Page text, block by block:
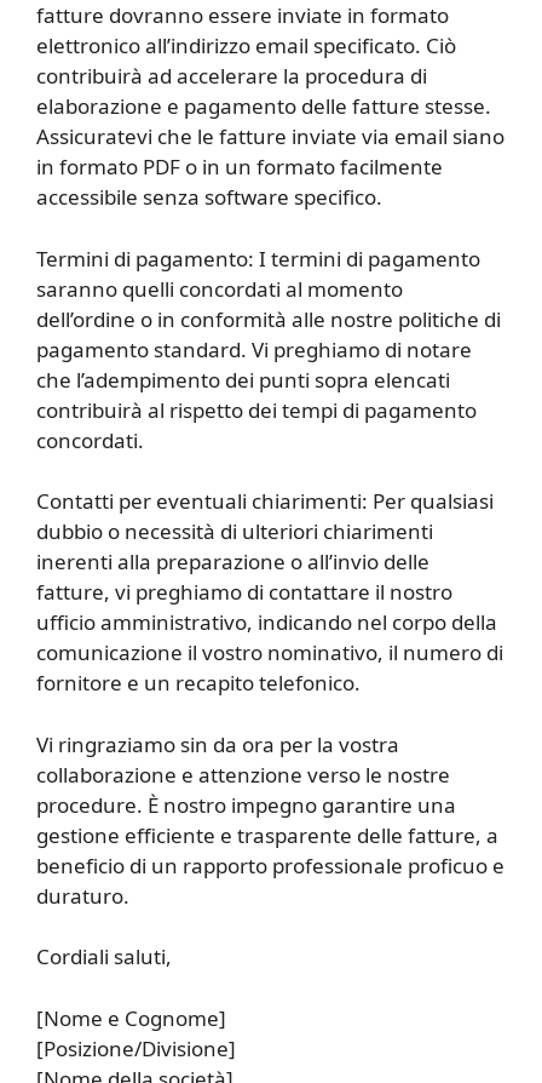
fatture dovranno essere inviate in formato
elettronico all’indirizzo email specificato. Ciò
contribuirà ad accelerare la procedura di
elaborazione e pagamento delle fatture stesse.
Assicuratevi che le fatture inviate via email siano
in formato PDF o in un formato facilmente
accessibile senza software specifico.
Termini di pagamento: I termini di pagamento
saranno quelli concordati al momento
dell’ordine o in conformità alle nostre politiche di
pagamento standard. Vi preghiamo di notare
che l’adempimento dei punti sopra elencati
contribuirà al rispetto dei tempi di pagamento
concordati.
Contatti per eventuali chiarimenti: Per qualsiasi
dubbio o necessità di ulteriori chiarimenti
inerenti alla preparazione o all’invio delle
fatture, vi preghiamo di contattare il nostro
ufficio amministrativo, indicando nel corpo della
comunicazione il vostro nominativo, il numero di
fornitore e un recapito telefonico.
Vi ringraziamo sin da ora per la vostra
collaborazione e attenzione verso le nostre
procedure. È nostro impegno garantire una
gestione efficiente e trasparente delle fatture, a
beneficio di un rapporto professionale proficuo e
duraturo.
Cordiali saluti,
[Nome e Cognome]
[Posizione/Divisione]